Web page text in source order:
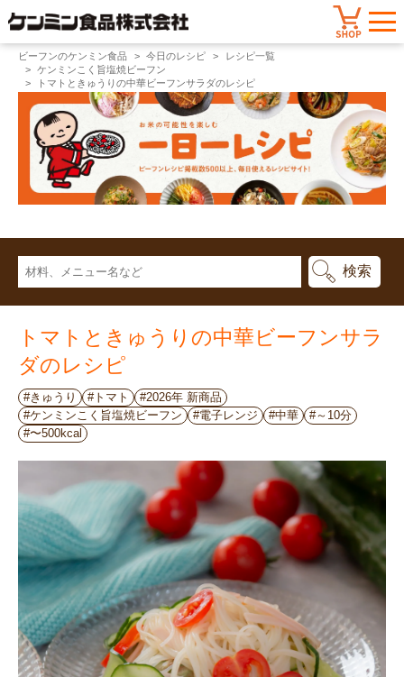
ビーフンのケンミン食品 今日のレシピ
レシピ一覧
ケンミンこく旨塩焼ビーフン
トマトときゅうりの中華ビーフンサラダのレシピ
トマトときゅうりの中華ビーフンサラ
ダのレシピ
#きゅうり #トマト
#2026年 新商品
#ケンミンこく旨塩焼ビーフン
#電子レンジ #中華
#～10分
#〜500kcal